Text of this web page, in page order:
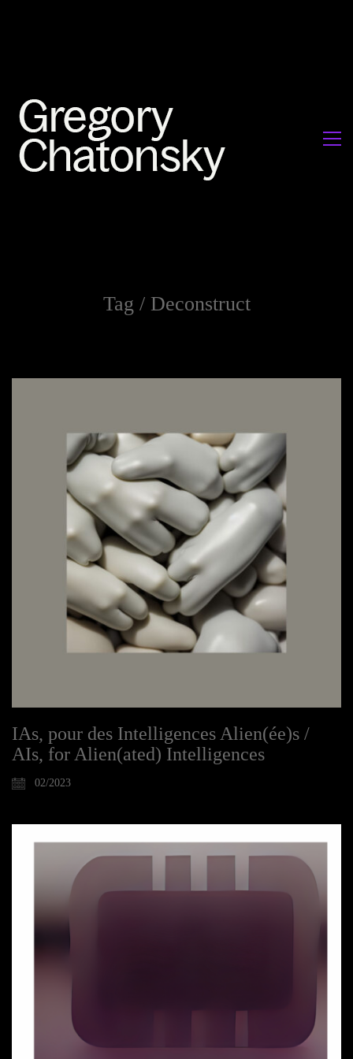
Tag / Deconstruct
IAs, pour des Intelligences Alien(ée)s /
AIs, for Alien(ated) Intelligences
02/2023